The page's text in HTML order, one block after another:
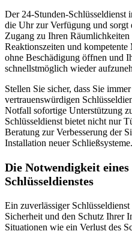
Der 24-Stunden-Schlüsseldienst
die Uhr zur Verfügung und sorgt
Zugang zu Ihren
Reaktionszeiten und
ohne Beschädigung öffnen und
schnellstmöglich wieder
Stellen Sie sicher, dass Sie
vertrauenswürdigen
Notfall sofortige Unterstützung
Schlüsseldienst bietet nicht nur
Beratung zur Verbesserung der
Installation neuer Schließsysteme.
Die Notwendigkeit eines
Schlüsseldienstes
Ein zuverlässiger
Sicherheit und den Schutz Ihrer
Situationen wie ein Verlust des